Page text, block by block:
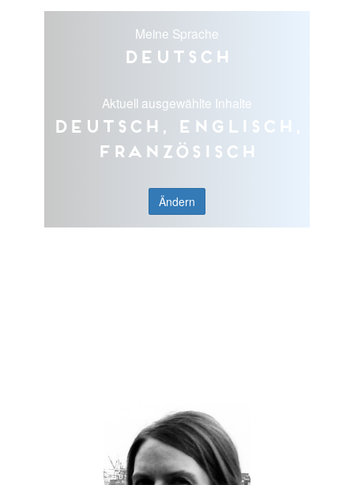
Meine Sprache
Deutsch
Aktuell ausgewählte Inhalte
Deutsch, Englisch,
Französisch
Ändern